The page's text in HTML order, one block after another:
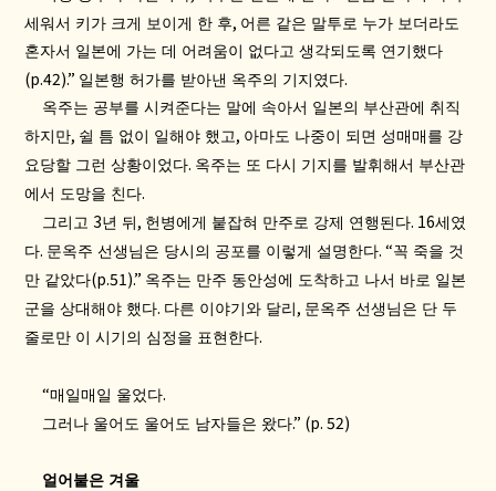
세워서 키가 크게 보이게 한 후, 어른 같은 말투로 누가 보더라도
혼자서 일본에 가는 데 어려움이 없다고 생각되도록 연기했다
(p.42).” 일본행 허가를 받아낸 옥주의 기지였다.
옥주는 공부를 시켜준다는 말에 속아서 일본의 부산관에 취직
하지만, 쉴 틈 없이 일해야 했고 , 아마도 나중이 되면 성매매를 강
요당할 그런 상황이었다. 옥주는 또 다시 기지를 발휘해서 부산관
에서 도망을 친다.
그리고3년 뒤 , 헌병에게 붙잡혀 만주로 강제 연행된다. 16세였
다. 문옥주 선생님은 당시의 공포를 이렇게 설명한다. “꼭 죽을 것
만 같았다(p.51).” 옥주는 만주 동안성에 도착하고 나서 바로 일본
군을 상대해야 했다. 다른 이야기와 달리 , 문옥주 선생님은 단 두
줄로만 이 시기의 심정을 표현한다.
“매일매일 울었다.
그러나 울어도 울어도 남자들은 왔다.” (p. 52)
얼어붙은 겨울